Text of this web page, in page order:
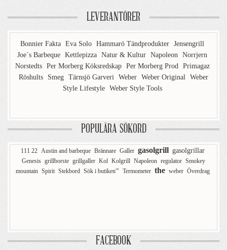
LEVERANTÖRER
Bonnier Fakta Eva Solo Hammarö Tändprodukter Jensengrill
Joe´s Barbeque Kettlepizza Natur & Kultur Napoleon Norrjern
Norstedts Per Morberg Köksredskap Per Morberg Prod Primagaz
Röshults
Smeg Tärnsjö Garveri Weber Weber Original Weber
Style Lifestyle Weber Style Tools
POPULÄRA SÖKORD
111 22 Austin and barbeque Brännare Galler gasolgrill gasolgrillar
Genesis grillborste grillgaller Kol Kolgrill Napoleon regulator Smokey
mountain Spirit Stekbord Sök i butiken'" Termometer the weber Överdrag
FACEBOOK